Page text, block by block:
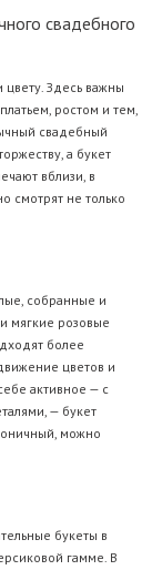
свадебного
цвету. Здесь важны
ростом и тем,
свадебный
а букет
вблизи, в
смотрят не только
собранные и
мягкие розовые
более
цветов и
активное — с
— букет
можно
букеты в
гамме. В